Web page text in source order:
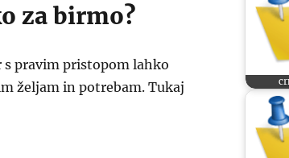
za birmo?
pravim pristopom lahko
željam in potrebam. Tukaj